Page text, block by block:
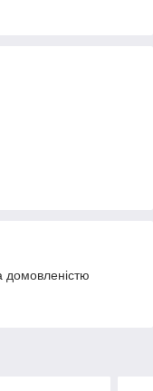
домовленістю